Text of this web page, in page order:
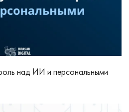
над ИИ и персональными